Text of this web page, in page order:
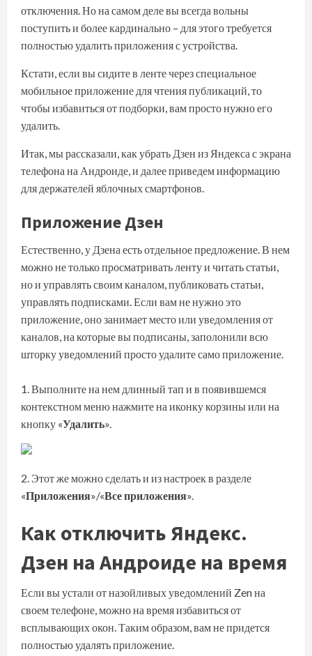
отключения. Но на самом деле вы всегда вольны
поступить и более кардинально – для этого требуется
полностью удалить приложения с устройства.
Кстати, если вы сидите в ленте через специальное
мобильное приложение для чтения публикаций, то
чтобы избавиться от подборки, вам просто нужно его
удалить.
Итак, мы рассказали, как убрать Дзен из Яндекса с экрана
телефона на Андроиде, и далее приведем информацию
для держателей яблочных смартфонов.
Приложение Дзен
Естественно, у Дзена есть отдельное предложение. В нем
можно не только просматривать ленту и читать статьи,
но и управлять своим каналом, публиковать статьи,
управлять подписками. Если вам не нужно это
приложение, оно занимает место или уведомления от
каналов, на которые вы подписаны, заполонили всю
шторку уведомлений просто удалите само приложение.
Выполните на нем длинный тап и в появившемся
контекстном меню нажмите на иконку корзины или на
кнопку «Удалить».
Этот же можно сделать и из настроек в разделе
«Приложения»/«Все приложения».
Как отключить Яндекс.
Дзен на Андроиде на время
Если вы устали от назойливых уведомлений Zen на
своем телефоне, можно на время избавиться от
всплывающих окон. Таким образом, вам не придется
полностью удалять приложение.